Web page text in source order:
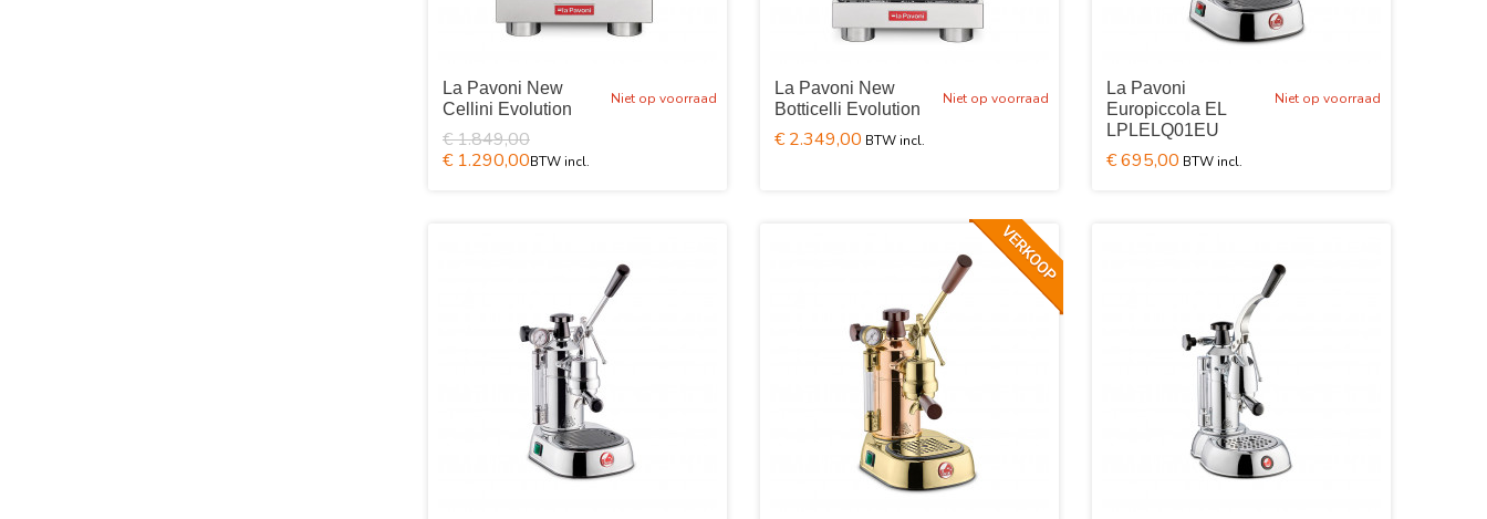
Niet op voorraad
La Pavoni New
Cellini Evolution
€ 1.849,00
€ 1.290,00
Niet op voorraad
La Pavoni New
Botticelli Evolution
€ 2.349,00
Niet op voorraad
La Pavoni
Europiccola EL
LPLELQ01EU
€ 695,00